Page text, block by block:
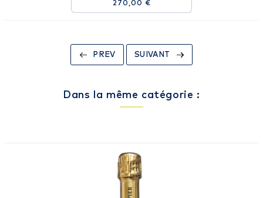
270,00 €
PREV SUIVANT
Dans la même catégorie :